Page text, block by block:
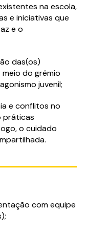
na escola,
e iniciativas que
e o
das(os)
do grêmio
juvenil;
e conflitos no
práticas
o cuidado
com equipe